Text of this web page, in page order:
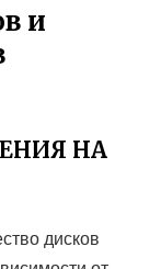
и
НА
дисков